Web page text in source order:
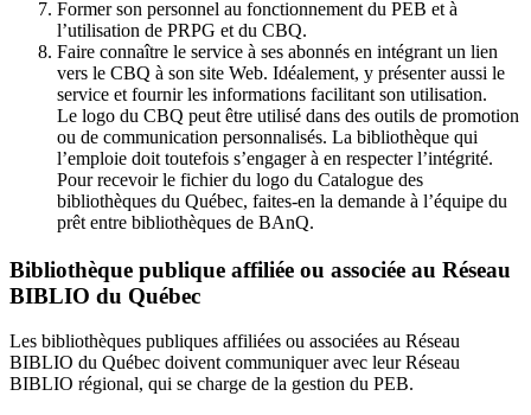
Former son personnel au fonctionnement du PEB et à
l’utilisation de PRPG et du CBQ.
Faire connaître le service à ses abonnés en intégrant un lien
vers le CBQ à son site Web. Idéalement, y présenter aussi le
service et fournir les informations facilitant son utilisation.
Le logo du CBQ peut être utilisé dans des outils de promotion
ou de communication personnalisés. La bibliothèque qui
l’emploie doit toutefois s’engager à en respecter l’intégrité.
Pour recevoir le fichier du logo du Catalogue des
bibliothèques du Québec, faites-en la demande à l’équipe du
prêt entre bibliothèques de BAnQ.
Bibliothèque publique affiliée ou associée au Réseau
BIBLIO du Québec
Les bibliothèques publiques affiliées ou associées au Réseau
BIBLIO du Québec doivent communiquer avec leur Réseau
BIBLIO régional, qui se charge de la gestion du PEB.